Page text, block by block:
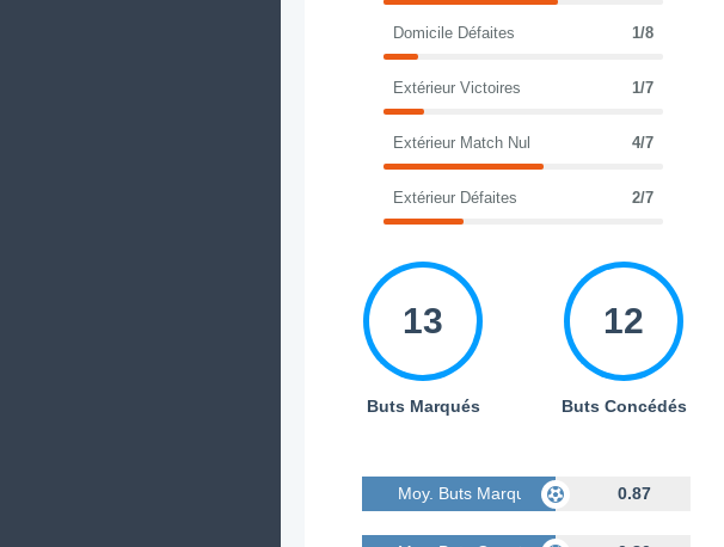
Domicile Défaites 1/8
Extérieur Victoires 1/7
Extérieur Match Nul 4/7
Extérieur Défaites 2/7
13
Buts Marqués
12
Buts Concédés
Moy. Buts Marqués 0.87